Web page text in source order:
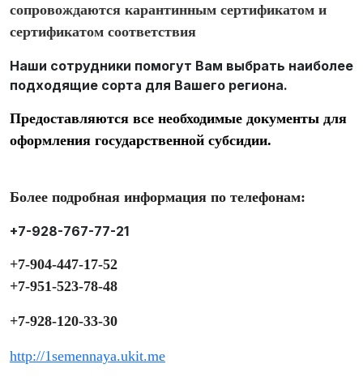
сопровождаются карантинным сертификатом и
сертификатом соответствия
Наши сотрудники помогут Вам выбрать наиболее
подходящие сорта для Вашего региона.
Предоставляются все необходимые документы для
оформления государственной субсидии.
Более подробная информация по телефонам:
+7-928-767-77-21
+7-904-447-17-52
+7-951-523-78-48
+7-928-120-33-30
http://1semennaya.ukit.me